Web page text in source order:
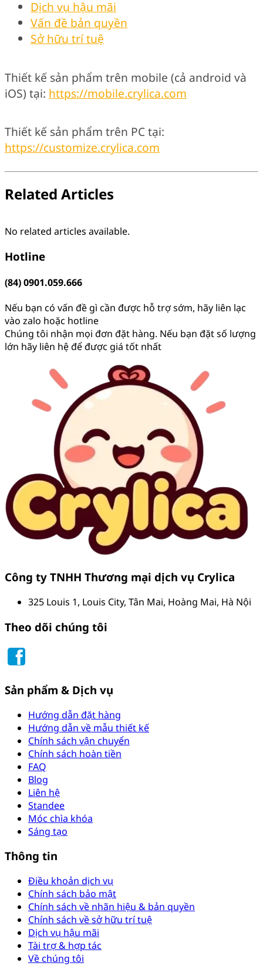
Dịch vụ hậu mãi
Vấn đề bản quyền
Sở hữu trí tuệ
Thiết kế sản phẩm trên mobile (cả android và
iOS) tại: https://mobile.crylica.com
Thiết kế sản phẩm trên PC tại:
https://customize.crylica.com
Related Articles
No related articles available.
Hotline
(84) 0901.059.666
Nếu bạn có vấn đề gì cần được hỗ trợ sớm, hãy liên lạc
vào zalo hoặc hotline
Chúng tôi nhận mọi đơn đặt hàng. Nếu bạn đặt số lượng
lớn hãy liên hệ để được giá tốt nhất
Công ty TNHH Thương mại dịch vụ Crylica
325 Louis 1, Louis City, Tân Mai, Hoàng Mai, Hà Nội
Theo dõi chúng tôi
Sản phẩm & Dịch vụ
Hướng dẫn đặt hàng
Hướng dẫn về mẫu thiết kế
Chính sách vận chuyển
Chính sách hoàn tiền
FAQ
Blog
Liên hệ
Standee
Móc chìa khóa
Sáng tạo
Thông tin
Điều khoản dịch vụ
Chính sách bảo mật
Chính sách về nhãn hiệu & bản quyền
Chính sách về sở hữu trí tuệ
Dịch vụ hậu mãi
Tài trợ & hợp tác
Về chúng tôi